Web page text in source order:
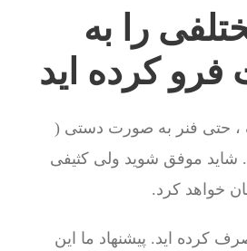
را به
فرو کرده اید
، حتی فنر به صورت دستی (
شاید موفق شوید ولی کثیفی
خواهد کرد.
کرده اید. پیشنهاد ما این